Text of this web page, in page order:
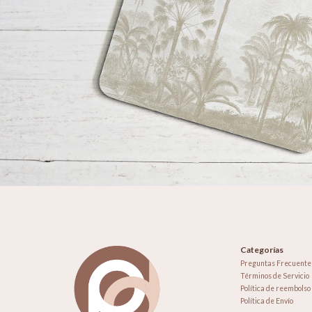
Categorías
Preguntas
Términos de Servicio
Política de reembolso
Política de Envío